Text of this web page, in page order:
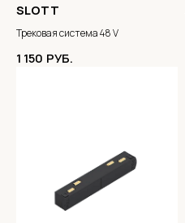
SLOTT
Трековая система 48 V
1 150 РУБ.